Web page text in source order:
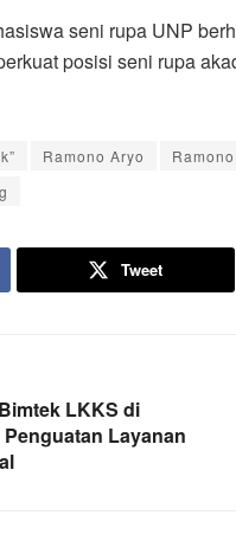
seni rupa UNP
posisi seni rupa
Ramono Aryo
Tweet
LKKS di
Layanan